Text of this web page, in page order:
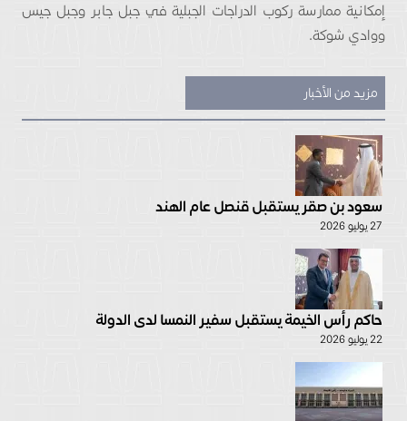
إمكانية ممارسة ركوب الدراجات الجبلية في جبل جابر وجبل جيس
ووادي شوكة.
مزيد من الأخبار
سعود بن صقر يستقبل قنصل عام الهند
27 يوليو 2026
حاكم رأس الخيمة يستقبل سفير النمسا لدى الدولة
22 يوليو 2026